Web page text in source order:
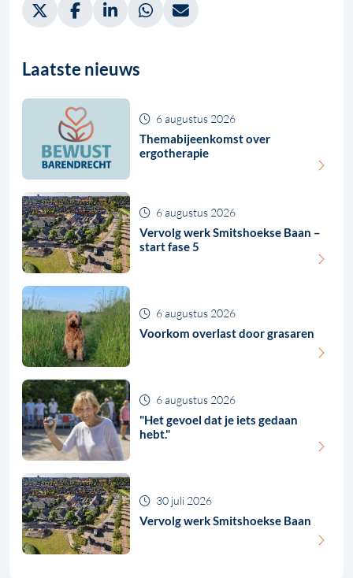
Laatste nieuws
Themabijeenkomst over
ergotherapie
6 augustus 2026
Vervolg werk Smitshoekse Baan –
start fase 5
6 augustus 2026
Voorkom overlast door grasaren
6 augustus 2026
"Het gevoel dat je iets gedaan
hebt."
6 augustus 2026
Vervolg werk Smitshoekse Baan
30 juli 2026